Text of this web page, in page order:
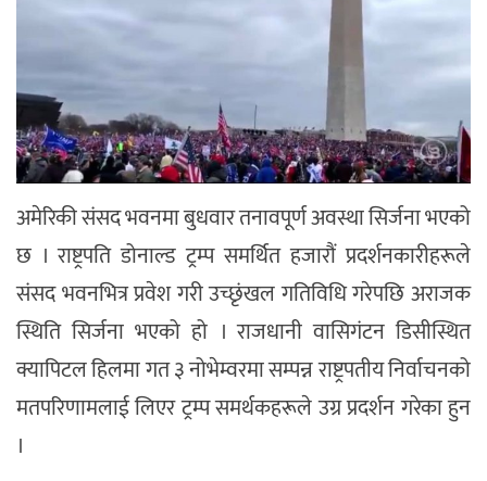
अमेरिकी संसद भवनमा बुधवार तनावपूर्ण अवस्था सिर्जना भएको
छ । राष्ट्रपति डोनाल्ड ट्रम्प समर्थित हजारौं प्रदर्शनकारीहरूले
संसद भवनभित्र प्रवेश गरी उच्छृंखल गतिविधि गरेपछि अराजक
स्थिति सिर्जना भएको हो । राजधानी वासिगंटन डिसीस्थित
क्यापिटल हिलमा गत ३ नोभेम्वरमा सम्पन्न राष्ट्रपतीय निर्वाचनको
मतपरिणामलाई लिएर ट्रम्प समर्थकहरूले उग्र प्रदर्शन गरेका हुन
।